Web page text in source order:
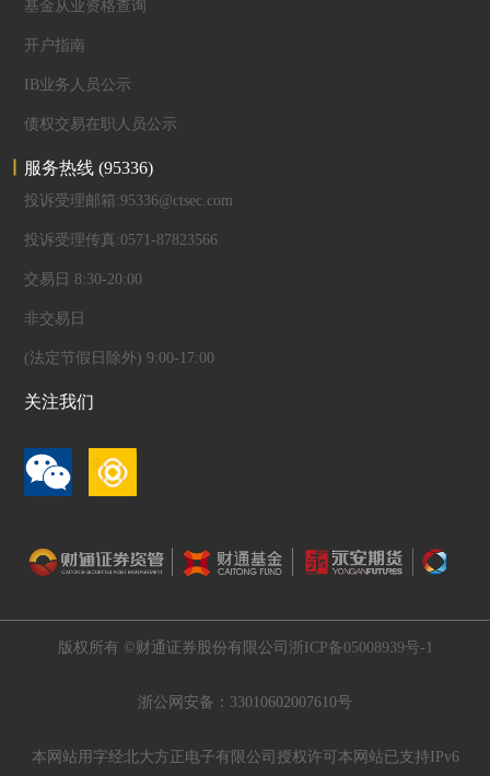
基金从业资格查询
开户指南
IB业务人员公示
债权交易在职人员公示
服务热线(95336)
投诉受理邮箱:95336@ctsec.com
投诉受理传真:0571-87823566
交易日 8:30-20:00
非交易日
(法定节假日除外) 9:00-17:00
关注我们
版权所有 ©财通证券股份有限公司 浙ICP备05008939号-1
浙公网安备：33010602007610号
本网站用字经北大方正电子有限公司授权许可 本网站已支持IPv6